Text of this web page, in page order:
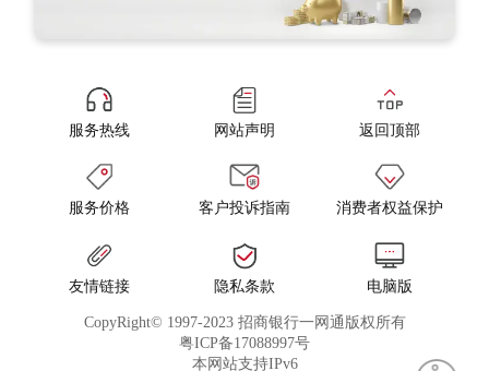
服务热线 网站声明 返回顶部
服务价格 客户投诉指南 消费者权益保护
友情链接 隐私条款 电脑版
CopyRight© 1997-2023 招商银行一网通版权所有
粤ICP备17088997号
本网站支持IPv6